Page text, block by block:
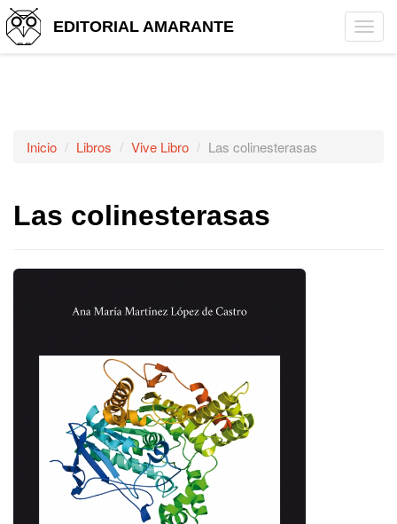
EDITORIAL AMARANTE
Inicio Libros Vive Libro Las colinesterasas
Las colinesterasas